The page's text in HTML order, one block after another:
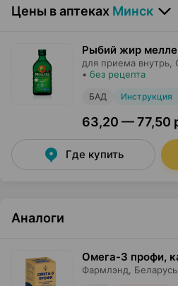
Цены в аптеках Минск
Рыбий жир
для приема внутрь,
• без рецепта
БАД Инструкция
63,20 — 77,50
Где купить
Аналоги
Омега-3 профи,
Фармлэнд, Беларусь